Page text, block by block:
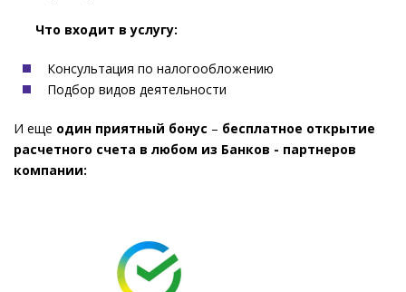
Что входит в услугу:
Консультация по налогообложению
Подбор видов деятельности
И еще один приятный бонус – бесплатное открытие
расчетного счета в любом из Банков - партнеров
компании: